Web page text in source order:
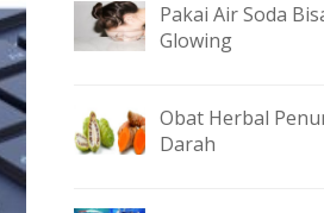
Pakai Air Soda
Glowing
Obat Herbal
Darah